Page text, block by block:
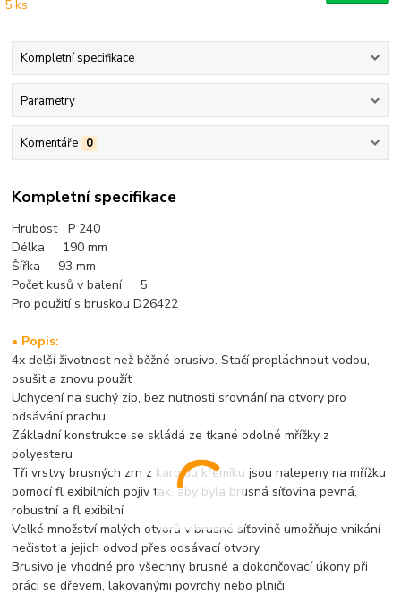
Kompletní specifikace
Parametry
Komentáře 0
Kompletní specifikace
Hrubost P 240
Délka 190 mm
Šířka 93 mm
Počet kusů v balení 5
Pro použití s bruskou D26422
• Popis:
4x delší životnost než běžné brusivo. Stačí propláchnout vodou,
osušit a znovu použít
Uchycení na suchý zip, bez nutnosti srovnání na otvory pro
odsávání prachu
Základní konstrukce se skládá ze tkané odolné mřížky z
polyesteru
Tři vrstvy brusných zrn z karbidu křemíku jsou nalepeny na mřížku
pomocí fl exibilních pojiv tak, aby byla brusná síťovina pevná,
robustní a fl exibilní
Velké množství malých otvorů v brusné síťovině umožňuje vnikání
nečistot a jejich odvod přes odsávací otvory
Brusivo je vhodné pro všechny brusné a dokončovací úkony při
práci se dřevem, lakovanými povrchy nebo plniči